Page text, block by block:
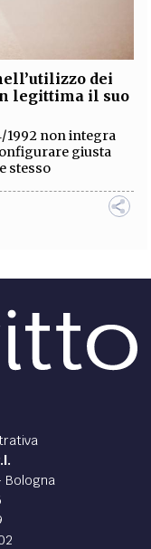
dei
legittima il suo
1992 non integra
giusta
stesso
Bologna